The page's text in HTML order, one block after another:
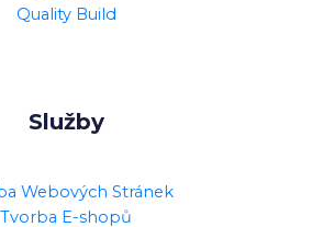
Quality Build
Služby
Webových Stránek
Tvorba E-shopů